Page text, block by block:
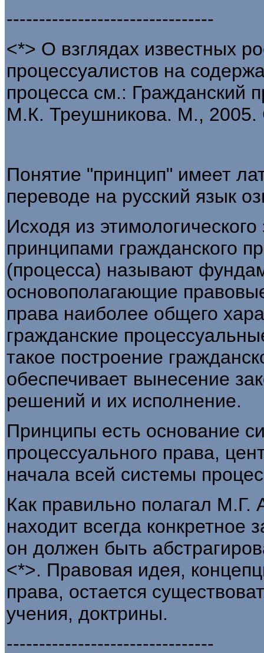
--------------------------------
<*> О взглядах известных
процессуалистов на
процесса см.: Гражданский
М.К. Треушникова. М., 2005.
Понятие "принцип" имеет
переводе на русский язык
Исходя из
принципами гражданского
(процесса) называют
основополагающие
права наиболее общего
гражданские
такое построение
обеспечивает вынесение
решений и их исполнение.
Принципы есть основание
процессуального права,
начала всей системы
Как правильно полагал М.Г.
находит всегда конкретное
он должен быть
<*>. Правовая идея,
права, остается
учения, доктрины.
--------------------------------